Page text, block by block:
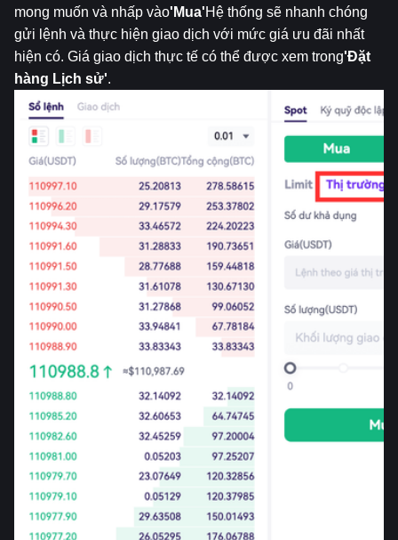
mong muốn và nhấp vào'Mua'Hệ thống sẽ nhanh chóng
gửi lệnh và thực hiện giao dịch với mức giá ưu đãi nhất
hiện có. Giá giao dịch thực tế có thể được xem trong'Đặt
hàng Lịch sử'.